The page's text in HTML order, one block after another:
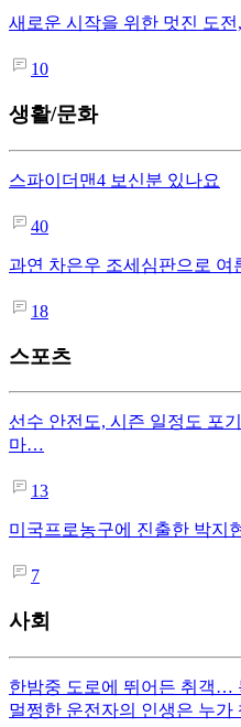
새로운 시작을 위한 멋진 도
10
생활/문화
스파이더맨4 보신분 있나요
40
과연 차은우 조세심판으로 여
18
스포츠
선수 안전도, 시즌 일정도 포
마…
13
미국프로농구에 진출한 박지
7
사회
한밤중 도로에 뛰어든 취객…
멀쩡한 운전자의 인생은 누가